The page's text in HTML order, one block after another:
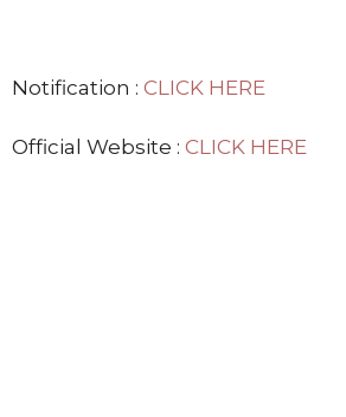
Notification : CLICK HERE
Official Website : CLICK HERE